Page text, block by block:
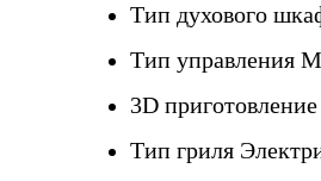
Тип духового
Тип управления
3D
Тип гриля